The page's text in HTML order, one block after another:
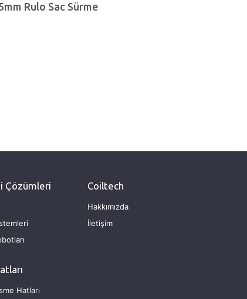
Rulo Sac Sürme
Çözümleri
Hatları
Coiltech
Hakkımızda
İletişim